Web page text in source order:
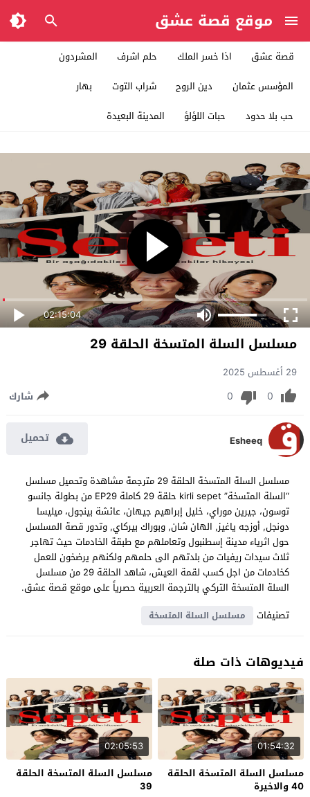
موقع قصة عشق
قصة عشق اذا خسر الملك حلم اشرف
المشردون
المؤسس عثمان
دين الروح شراب التوت
بهار
حب بلا حدود
حبات اللؤلؤ المدينة البعيدة
02:15:04
مسلسل السلة المتسخة الحلقة 29
29 أغسطس 2025
0
0 شارك
Esheeq تحميل
مسلسل السلة المتسخة الحلقة 29 مترجمة مشاهدة وتحميل مسلسل
“السلة المتسخة” kirli sepet حلقة 29 كاملة EP29 من بطولة جانسو
توسون، جيرين موراي، خليل إبراهيم جيهان، عائشة بينجول، ميليسا
دونجل, أوزجه ياغيز, الهان شان, وبوراك بيركاي, وتدور قصة المسلسل
حول اثرياء مدينة إسطنبول وتعاملهم مع طبقة الخادمات حيث تهاجر
ثلاث سيدات ريفيات من بلدتهم الى حلمهم ولكنهم يرضخون للعمل
كخادمات من اجل كسب لقمة العيش، شاهد الحلقة 29 من مسلسل
السلة المتسخة التركي بالترجمة العربية حصرياً على موقع قصة عشق.
تصنيفات
مسلسل السلة المتسخة
فيديوهات ذات صلة
01:54:32
مسلسل السلة المتسخة الحلقة
40 والاخيرة
02:05:53
مسلسل السلة المتسخة الحلقة
39